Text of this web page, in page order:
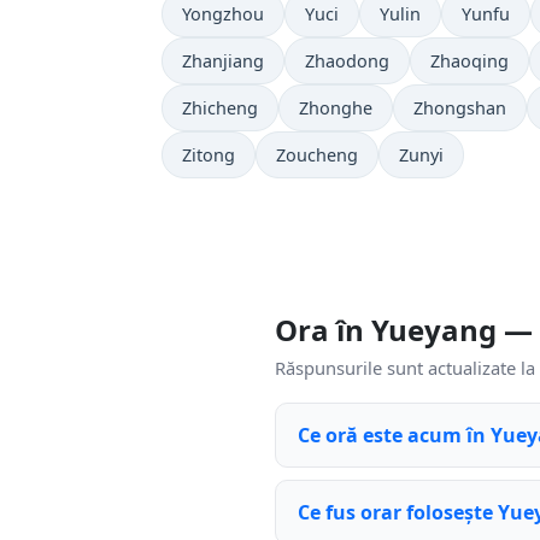
Yongzhou Yuci Yulin Yunfu
Zhanjiang Zhaodong Zhaoqing
Zhicheng Zhonghe Zhongshan
Zitong Zoucheng Zunyi
Ora în Yueyang —
Răspunsurile sunt actualizate
Ce oră este acum în
Ce fus orar folosește